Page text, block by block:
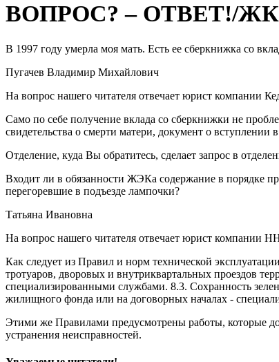
ВОПРОС? – ОТВЕТ!/
В 1997 году умерла моя мать. Есть ее сберкнижка со
Пугачев Владимир Михайлович
На вопрос нашего читателя отвечает юрист компании
Само по себе получение вклада со сберкнижки не
свидетельства о смерти матери, документ о
Отделение, куда Вы обратитесь, сделает запрос в
Входит ли в обязанности ЖЭКа содержание в порядке
перегоревшие в подъезде лампочки?
Татьяна Ивановна
На вопрос нашего читателя отвечает юрист компании
Как следует из Правил и норм технической
тротуаров, дворовых и внутриквартальных проездов
специализированными службами. 8.3. Сохранность
жилищного фонда или на договорных началах -
Этими же Правилами предусмотрены работы, которые
устранения неисправностей.